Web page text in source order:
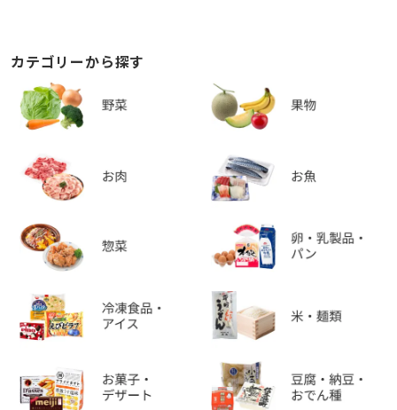
カテゴリーから探す